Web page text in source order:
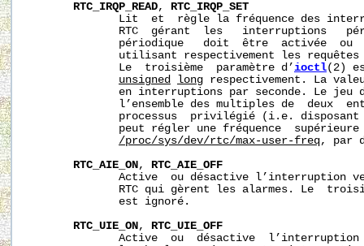
RTC_IRQP_READ, RTC_IRQP_SET
Lit  et  règle la fréquence des
RTC  gérant  les   interruptions
périodique   doit  être  activée  ou
utilisant respectivement les
              Le  troisième  paramètre d’
ioctl(2)
unsigned
long respectivement. La
en interruptions par seconde. Le jeu
l’ensemble des multiples de  deux
processus  privilégié (i.e.
peut régler une fréquence
/proc/sys/dev/rtc/max-user-freq, par
RTC_AIE_ON, RTC_AIE_OFF
Active  ou désactive l’interruption
RTC qui gèrent les alarmes. Le
              est ignoré.
RTC_UIE_ON, RTC_UIE_OFF
Active  ou  désactive